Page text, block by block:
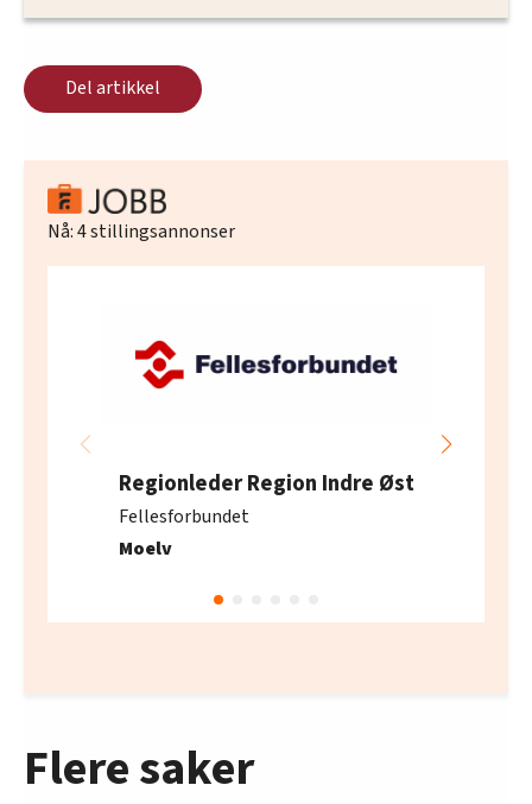
Del artikkel
Nå:4stillingsannonser
Regionleder Region Indre Øst
Fellesforbundet
Moelv
Flere saker